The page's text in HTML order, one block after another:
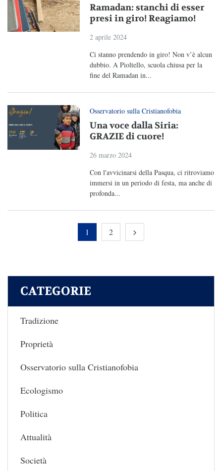
Ramadan: stanchi di esser
presi in giro! Reagiamo!
2 aprile 2024
Ci stanno prendendo in giro! Non v’è alcun
dubbio. A Pioltello, scuola chiusa per la
fine del Ramadan in...
Osservatorio sulla Cristianofobia
Una voce dalla Siria:
GRAZIE di cuore!
26 marzo 2024
Con l'avvicinarsi della Pasqua, ci ritroviamo
immersi in un periodo di festa, ma anche di
profonda...
1 2
CATEGORIE
Tradizione
Proprietà
Osservatorio sulla Cristianofobia
Ecologismo
Politica
Attualità
Società